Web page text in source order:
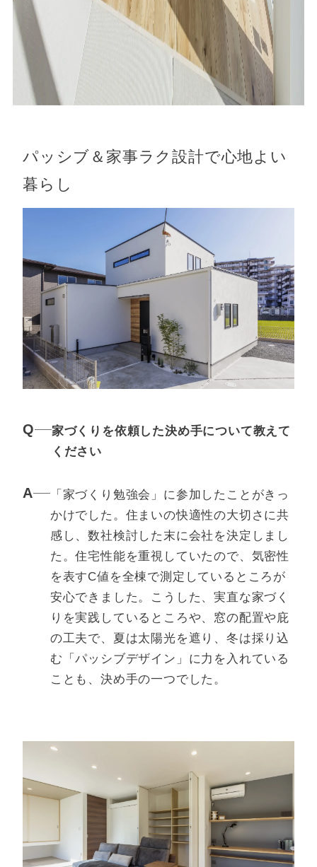
パッシブ＆家事ラク設計で心地よい
暮らし
家づくりを依頼した決め手について教えて
ください
「家づくり勉強会」に参加したことがきっ
かけでした。住まいの快適性の大切さに共
感し、数社検討した末に会社を決定しまし
た。住宅性能を重視していたので、気密性
を表すC値を全棟で測定しているところが
安心できました。こうした、実直な家づく
りを実践しているところや、窓の配置や庇
の工夫で、夏は太陽光を遮り、冬は採り込
む「パッシブデザイン」に力を入れている
ことも、決め手の一つでした。